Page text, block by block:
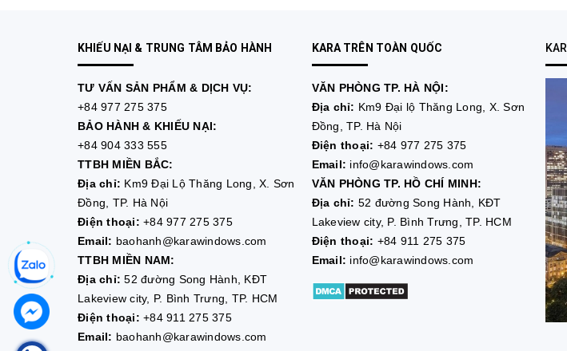
KHIẾU NẠI & TRUNG TÂM BẢO HÀNH
TƯ VẤN SẢN PHẨM & DỊCH VỤ:
+84 977 275 375
BẢO HÀNH & KHIẾU NẠI:
+84 904 333 555
TTBH MIỀN BẮC:
Địa chỉ: Km9 Đại Lộ Thăng Long, X. Sơn
Đồng, TP. Hà Nội
Điện thoại: +84 977 275 375
Email: baohanh@karawindows.com
TTBH MIỀN NAM:
Địa chỉ: 52 đường Song Hành, KĐT
Lakeview city, P. Bình Trưng, TP. HCM
Điện thoại: +84 911 275 375
Email: baohanh@karawindows.com
KARA TRÊN TOÀN QUỐC
VĂN PHÒNG TP. HÀ NỘI:
Địa chỉ: Km9 Đại lộ Thăng Long, X. Sơn
Đồng, TP. Hà Nội
Điện thoại: +84 977 275 375
Email: info@karawindows.com
VĂN PHÒNG TP. HỒ CHÍ MINH:
Địa chỉ: 52 đường Song Hành, KĐT
Lakeview city, P. Bình Trưng, TP. HCM
Điện thoại: +84 911 275 375
Email: info@karawindows.com